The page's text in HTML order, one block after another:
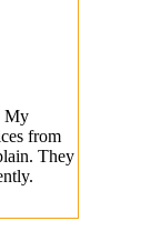
My
from
They